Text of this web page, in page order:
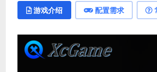
游戏介绍 配置需求